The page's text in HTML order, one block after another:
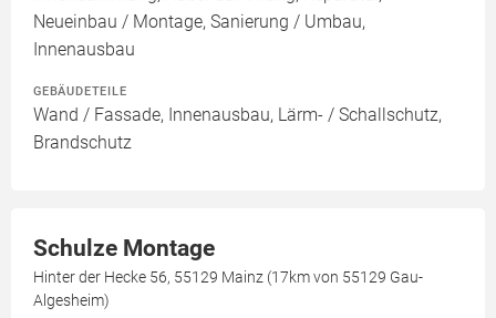
Neueinbau / Montage, Sanierung / Umbau,
Innenausbau
GEBÄUDETEILE
Wand / Fassade, Innenausbau, Lärm- / Schallschutz,
Brandschutz
Schulze Montage
Hinter der Hecke 56, 55129 Mainz (17km von 55129 Gau-
Algesheim)